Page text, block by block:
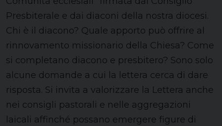
Presbiterale e dai diaconi della nostra diocesi.
Chi è il diacono? Quale apporto può offrire al
rinnovamento missionario della Chiesa? Come
si completano diacono e presbitero? Sono solo
alcune domande a cui la lettera cerca di dare
risposta. Si invita a valorizzare la Lettera anche
nei consigli pastorali e nelle aggregazioni
laicali affinché possano emergere figure di